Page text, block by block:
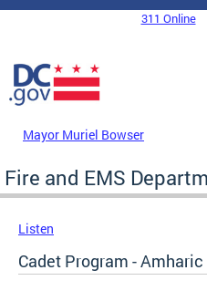
Skip to main content
DC Agency Top Menu311 Online
Mayor Muriel Bowser
Fire and EMS
Listen
Cadet Program - Amharic